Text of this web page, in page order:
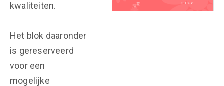
kwaliteiten.
Het blok daaronder
is gereserveerd
voor een
mogelijke